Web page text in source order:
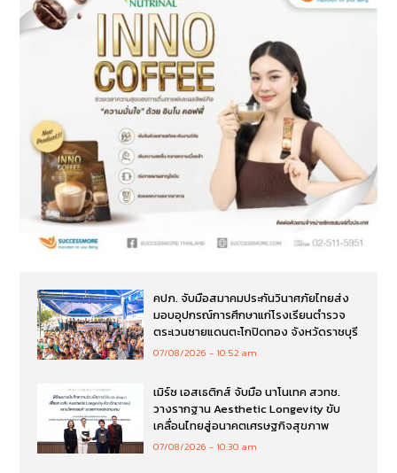
คปภ. จับมือสมาคมประกันวินาศภัยไทยส่ง
มอบอุปกรณ์การศึกษาแก่โรงเรียนตำรวจ
ตระเวนชายแดนตะโกปิดทอง จังหวัดราชบุรี
07/08/2026 10:52 am
เมิร์ซ เอสเธติกส์ จับมือ นาโนเทค สวทช.
วางรากฐาน Aesthetic Longevity ขับ
เคลื่อนไทยสู่อนาคตเศรษฐกิจสุขภาพ
07/08/2026 10:30 am